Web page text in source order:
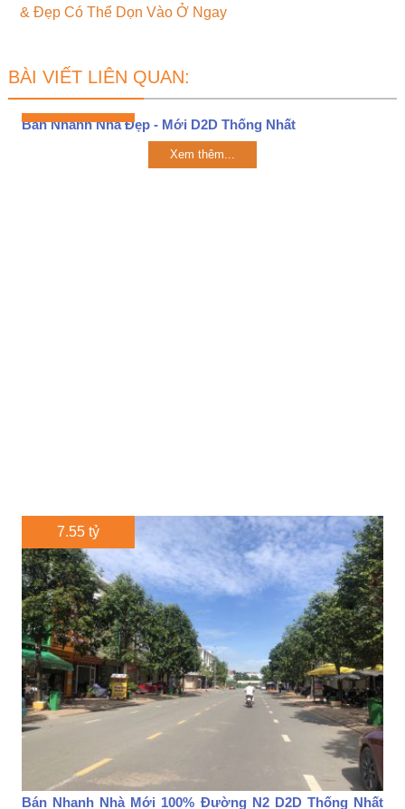
& Đẹp Có Thể Dọn Vào Ở Ngay
BÀI VIẾT LIÊN QUAN:
Bán Nhanh Nhà Đẹp - Mới D2D Thống Nhất
Xem thêm...
7.55 tỷ
Bán Nhanh Nhà Mới 100% Đường N2 D2D Thống Nhất